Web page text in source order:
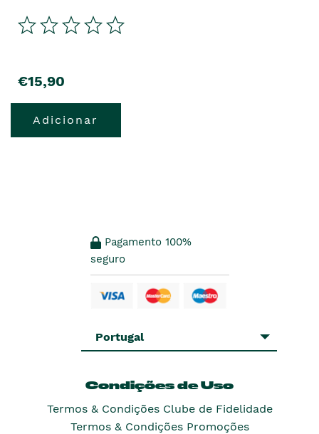
€15,90
Adicionar
Pagamento 100%
seguro
Portugal
Condições de Uso
Termos & Condições Clube de Fidelidade
Termos & Condições Promoções